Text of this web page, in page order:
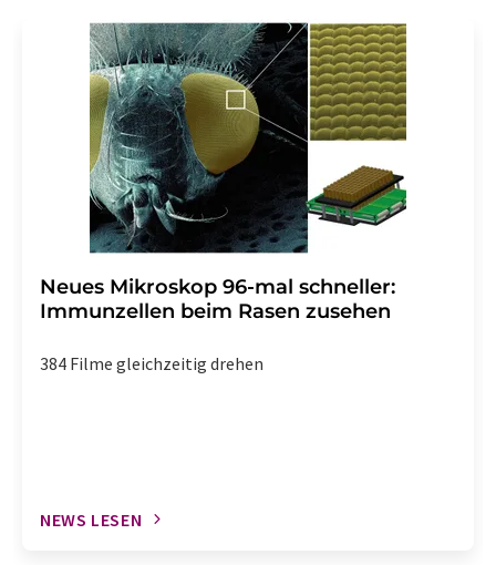
Neues Mikroskop 96-mal schneller:
Immunzellen beim Rasen zusehen
384 Filme gleichzeitig drehen
NEWS LESEN